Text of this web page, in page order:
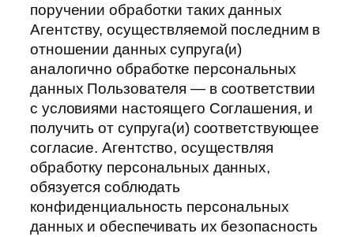
поручении обработки таких данных
Агентству, осуществляемой последним в
отношении данных супруга(и)
аналогично обработке персональных
данных Пользователя — в соответствии
с условиями настоящего Соглашения, и
получить от супруга(и) соответствующее
согласие. Агентство, осуществляя
обработку персональных данных,
обязуется соблюдать
конфиденциальность персональных
данных и обеспечивать их безопасность